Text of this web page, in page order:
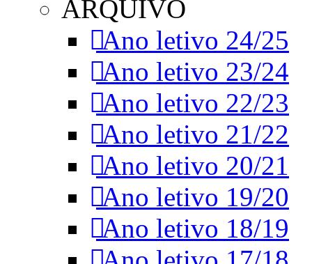
ARQUIVO
Ano letivo 24/25
Ano letivo 23/24
Ano letivo 22/23
Ano letivo 21/22
Ano letivo 20/21
Ano letivo 19/20
Ano letivo 18/19